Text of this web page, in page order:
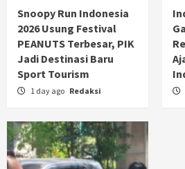
Snoopy Run Indonesia
2026 Usung Festival
PEANUTS Terbesar, PIK
Jadi Destinasi Baru
Sport Tourism
1 day ago Redaksi